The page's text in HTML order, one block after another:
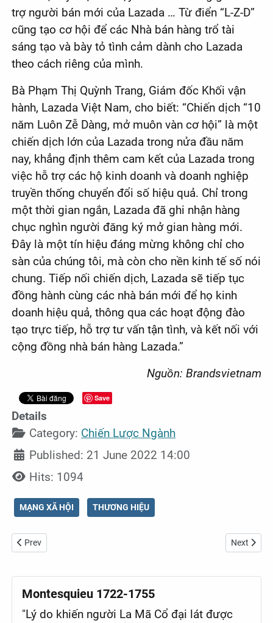
trợ người bán mới của Lazada … Từ điển “L-Z-D”
cũng tạo cơ hội để các Nhà bán hàng trổ tài
sáng tạo và bày tỏ tình cảm dành cho Lazada
theo cách riêng của mình.
Bà Phạm Thị Quỳnh Trang, Giám đốc Khối vận
hành, Lazada Việt Nam, cho biết: “Chiến dịch “10
năm Luôn Zễ Dàng, mở muôn vàn cơ hội” là một
chiến dịch lớn của Lazada trong nửa đầu năm
nay, khẳng định thêm cam kết của Lazada trong
việc hỗ trợ các hộ kinh doanh và doanh nghiệp
truyền thống chuyển đổi số hiệu quả. Chỉ trong
một thời gian ngắn, Lazada đã ghi nhận hàng
chục nghìn người đăng ký mở gian hàng mới.
Đây là một tín hiệu đáng mừng không chỉ cho
sàn của chúng tôi, mà còn cho nền kinh tế số nói
chung. Tiếp nối chiến dịch, Lazada sẽ tiếp tục
đồng hành cùng các nhà bán mới để họ kinh
doanh hiệu quả, thông qua các hoạt động đào
tạo trực tiếp, hỗ trợ tư vấn tận tình, và kết nối với
cộng đồng nhà bán hàng Lazada.”
Nguồn: Brandsvietnam
Save
Details
Category: Chiến Lược Ngành
Published: 21 June 2022 14:00
Hits: 1094
MẠNG XÃ HỘI THƯƠNG HIỆU
Previous article: So găng 2 đại gia bán lẻ WinMart/ WinMart+ vs
Prev Next
Next
Montesquieu 1722-1755
"Lý do khiến người La Mã Cổ đại lát được